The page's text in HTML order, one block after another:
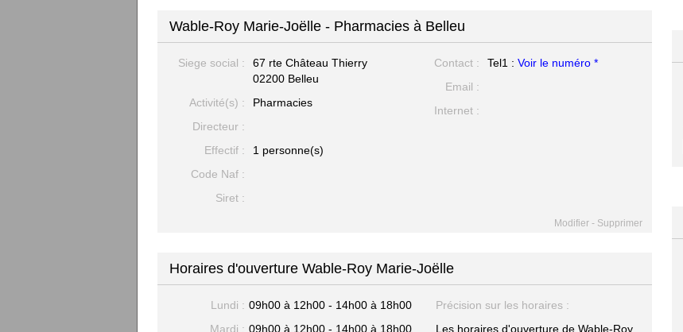
Wable-Roy Marie-Joëlle - Pharmacies à Belleu
Siege social :
67 rte Château Thierry
02200 Belleu
Activité(s) :
Pharmacies
Directeur :
Effectif :
1 personne(s)
Code Naf :
Siret :
Contact : Tel1 : Voir le numéro *
Email :
Internet :
Modifier - Supprimer
Horaires d'ouverture Wable-Roy Marie-Joëlle
Lundi : 09h00 à 12h00 - 14h00 à 18h00
Mardi : 09h00 à 12h00 - 14h00 à 18h00
Précision sur les horaires :
Les horaires d'ouverture de Wable-Roy